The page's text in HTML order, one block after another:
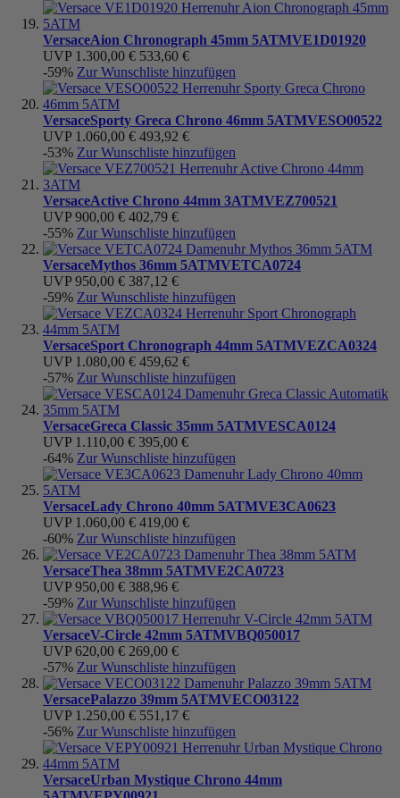
VersaceAion Chronograph 45mm 5ATMVE1D01920
UVP 1.300,00 € 533,60 €
-59% Zur Wunschliste hinzufügen
VersaceSporty Greca Chrono 46mm 5ATMVESO00522
UVP 1.060,00 € 493,92 €
-53% Zur Wunschliste hinzufügen
VersaceActive Chrono 44mm 3ATMVEZ700521
UVP 900,00 € 402,79 €
-55% Zur Wunschliste hinzufügen
VersaceMythos 36mm 5ATMVETCA0724
UVP 950,00 € 387,12 €
-59% Zur Wunschliste hinzufügen
VersaceSport Chronograph 44mm 5ATMVEZCA0324
UVP 1.080,00 € 459,62 €
-57% Zur Wunschliste hinzufügen
VersaceGreca Classic 35mm 5ATMVESCA0124
UVP 1.110,00 € 395,00 €
-64% Zur Wunschliste hinzufügen
VersaceLady Chrono 40mm 5ATMVE3CA0623
UVP 1.060,00 € 419,00 €
-60% Zur Wunschliste hinzufügen
VersaceThea 38mm 5ATMVE2CA0723
UVP 950,00 € 388,96 €
-59% Zur Wunschliste hinzufügen
VersaceV-Circle 42mm 5ATMVBQ050017
UVP 620,00 € 269,00 €
-57% Zur Wunschliste hinzufügen
VersacePalazzo 39mm 5ATMVECO03122
UVP 1.250,00 € 551,17 €
-56% Zur Wunschliste hinzufügen
VersaceUrban Mystique Chrono 44mm